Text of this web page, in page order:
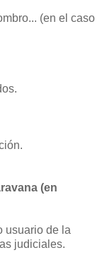
(en el caso
(en
usuario de la
judiciales.